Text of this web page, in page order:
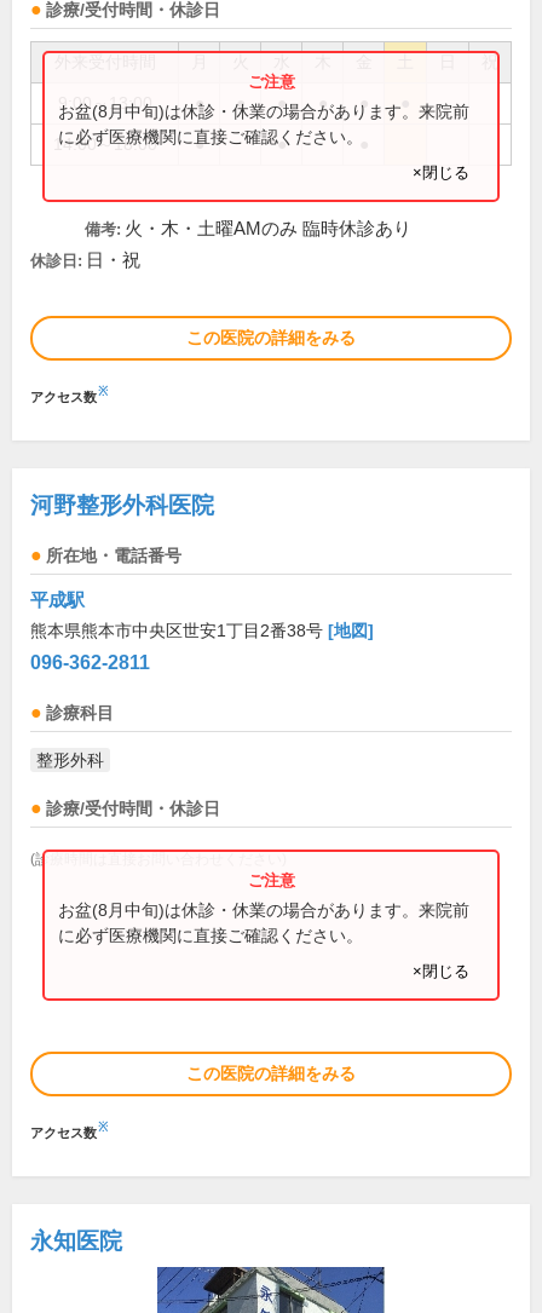
診療/受付時間・休診日
祝
9:00～13:00 ● ● ● ● ●
14:00～18:00 ● ●
お盆(8月中旬)は休診・休業の場合があります。来院前
に必ず医療機関に直接ご確認ください。
×閉じる
備考: 火・木・土曜AMのみ 臨時休診あり
休診日: 日・祝
この医院の詳細をみる
アクセス数※
河野整形外科医院
所在地・電話番号
平成駅
熊本県熊本市中央区世安1丁目2番38号 [地図]
096-362-2811
診療科目
整形外科
診療/受付時間・休診日
(診療時間は直接お問い合わせください)
お盆(8月中旬)は休診・休業の場合があります。来院前
に必ず医療機関に直接ご確認ください。
×閉じる
この医院の詳細をみる
アクセス数※
永知医院